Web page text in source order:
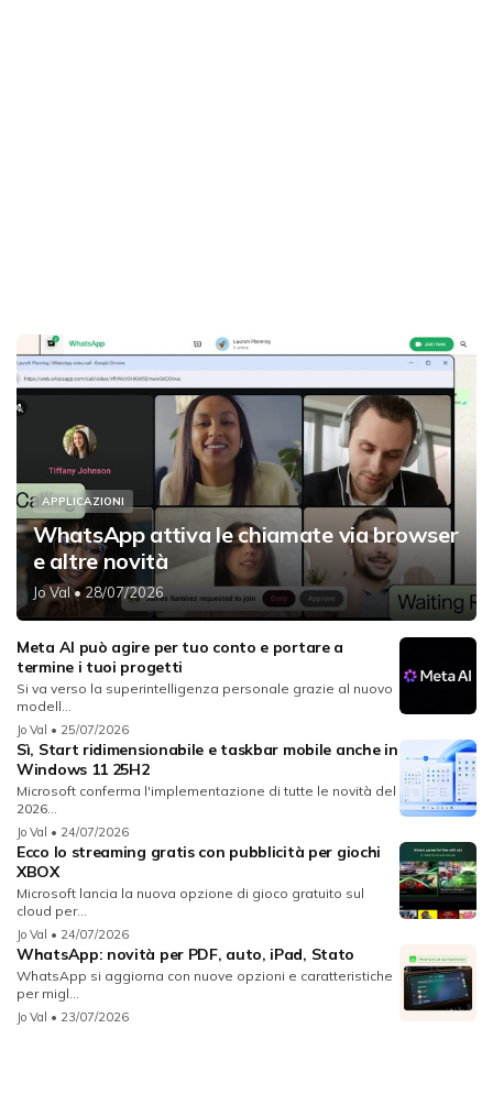
APPLICAZIONI
WhatsApp attiva le chiamate via browser
e altre novità
Jo Val• 28/07/2026
Meta AI può agire per tuo conto e portare a
termine i tuoi progetti
Si va verso la superintelligenza personale grazie al nuovo
modell...
Jo Val • 25/07/2026
Sì, Start ridimensionabile e taskbar mobile anche in
Windows 11 25H2
Microsoft conferma l'implementazione di tutte le novità del
2026...
Jo Val • 24/07/2026
Ecco lo streaming gratis con pubblicità per giochi
XBOX
Microsoft lancia la nuova opzione di gioco gratuito sul
cloud per...
Jo Val • 24/07/2026
WhatsApp: novità per PDF, auto, iPad, Stato
WhatsApp si aggiorna con nuove opzioni e caratteristiche
per migl...
Jo Val • 23/07/2026